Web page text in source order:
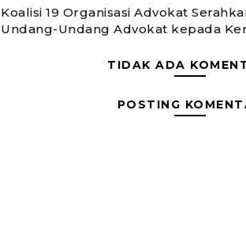
Koalisi 19 Organisasi Advokat
Undang-Undang Advokat kepada
TIDAK ADA
POSTING